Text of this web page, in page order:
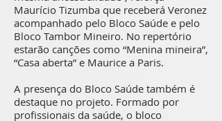
Maurício Tizumba que receberá Veronez
acompanhado pelo Bloco Saúde e pelo
Bloco Tambor Mineiro. No repertório
estarão canções como “Menina mineira”,
“Casa aberta” e Maurice a Paris.
A presença do Bloco Saúde também é
destaque no projeto. Formado por
profissionais da saúde, o bloco